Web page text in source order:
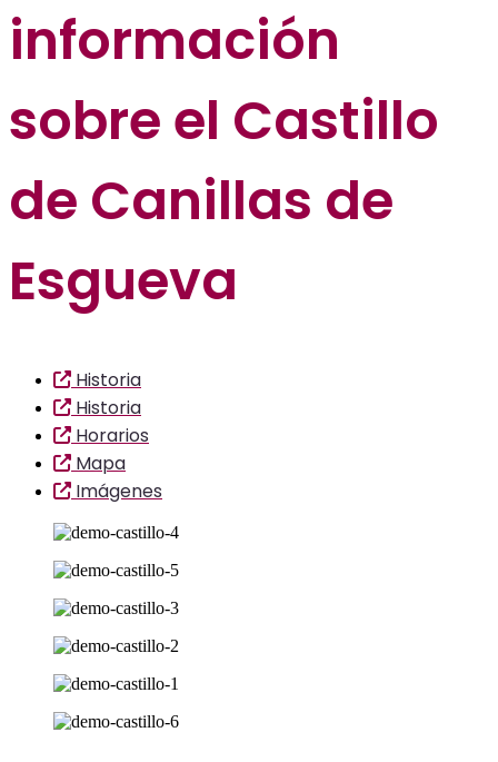
información
sobre el Castillo
de Canillas de
Esgueva
Historia
Historia
Horarios
Mapa
Imágenes